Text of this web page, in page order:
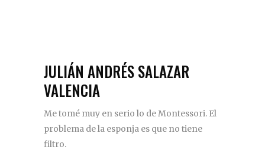
JULIÁN ANDRÉS SALAZAR
VALENCIA
Me tomé muy en serio lo de Montessori. El
problema de la esponja es que no tiene
filtro.